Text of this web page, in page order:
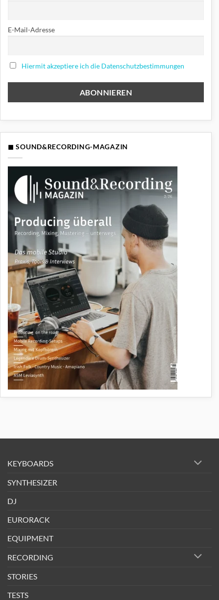
E-Mail-Adresse
Hiermit akzeptiere ich die Datenschutzbestimmungen
◼ SOUND&RECORDING-MAGAZIN
KEYBOARDS
SYNTHESIZER
DJ
EURORACK
EQUIPMENT
RECORDING
STORIES
TESTS